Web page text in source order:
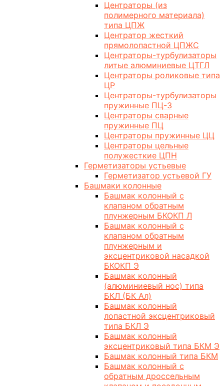
Центраторы (из
полимерного материала)
типа ЦПЖ
Центратор жесткий
прямолопастной ЦПЖС
Центраторы-турбулизаторы
литые алюминиевые ЦТГЛ
Центраторы роликовые типа
ЦР
Центраторы-турбулизаторы
пружинные ПЦ-3
Центраторы сварные
пружинные ПЦ
Центраторы пружинные ЦЦ
Центраторы цельные
полужесткие ЦПН
Герметизаторы устьевые
Герметизатор устьевой ГУ
Башмаки колонные
Башмак колонный с
клапаном обратным
плунжерным БКОКП Л
Башмак колонный с
клапаном обратным
плунжерным и
эксцентриковой насадкой
БКОКП Э
Башмак колонный
(алюминиевый нос) типа
БКЛ (БК Ал)
Башмак колонный
лопастной эксцентриковый
типа БКЛ Э
Башмак колонный
эксцентриковый типа БКМ Э
Башмак колонный типа БКМ
Башмак колонный с
обратным дроссельным